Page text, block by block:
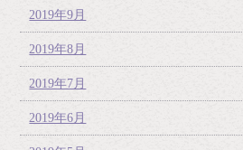
2019年9月
2019年8月
2019年7月
2019年6月